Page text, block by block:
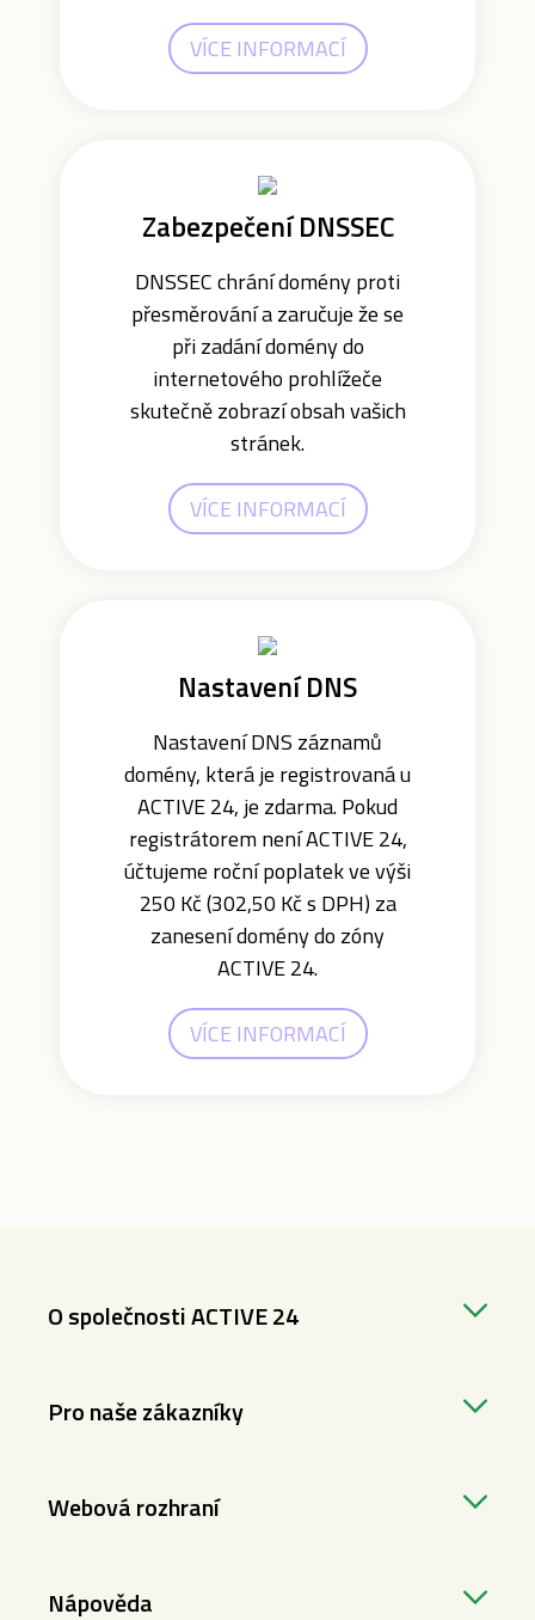
VÍCE INFORMACÍ
Zabezpečení DNSSEC
DNSSEC chrání domény proti
přesměrování a zaručuje že se
při zadání domény do
internetového prohlížeče
skutečně zobrazí obsah vašich
stránek.
VÍCE INFORMACÍ
Nastavení DNS
Nastavení DNS záznamů
domény, která je registrovaná u
ACTIVE 24, je zdarma. Pokud
registrátorem není ACTIVE 24,
účtujeme roční poplatek ve výši
250 Kč (302,50 Kč s DPH) za
zanesení domény do zóny
ACTIVE 24.
VÍCE INFORMACÍ
O společnosti ACTIVE 24
Pro naše zákazníky
Webová rozhraní
Nápověda